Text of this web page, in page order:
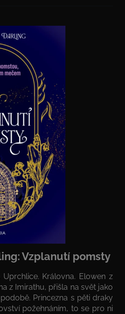
Vzplanutí pomsty
Uprchlice. Královna. Elowen z
z Imirathu, přišla na svět jako
Princezna s pěti draky
požehnáním, to se pro ni